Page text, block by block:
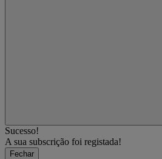
Sucesso!
A sua subscrição foi registada!
Fechar